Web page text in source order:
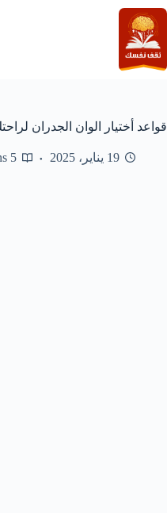
التجاوز
إلى
المحتوى
قواعد أختيار الوان الجدران
19 يناير، 2025 5 mins